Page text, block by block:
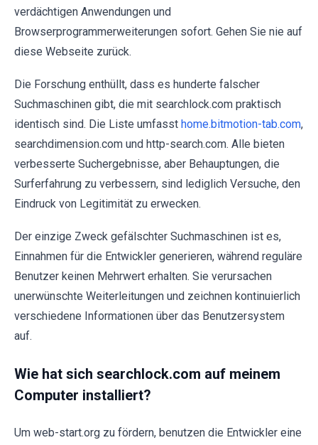
verdächtigen Anwendungen und
Browserprogrammerweiterungen sofort. Gehen Sie nie auf
diese Webseite zurück.
Die Forschung enthüllt, dass es hunderte falscher
Suchmaschinen gibt, die mit searchlock.com praktisch
identisch sind. Die Liste umfasst home.bitmotion-tab.com,
searchdimension.com und http-search.com. Alle bieten
verbesserte Suchergebnisse, aber Behauptungen, die
Surferfahrung zu verbessern, sind lediglich Versuche, den
Eindruck von Legitimität zu erwecken.
Der einzige Zweck gefälschter Suchmaschinen ist es,
Einnahmen für die Entwickler generieren, während reguläre
Benutzer keinen Mehrwert erhalten. Sie verursachen
unerwünschte Weiterleitungen und zeichnen kontinuierlich
verschiedene Informationen über das Benutzersystem
auf.
Wie hat sich searchlock.com auf meinem
Computer installiert?
Um web-start.org zu fördern, benutzen die Entwickler eine